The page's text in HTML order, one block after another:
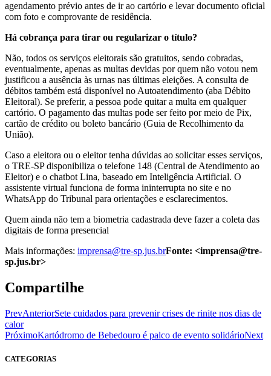
agendamento prévio antes de ir ao cartório e levar documento oficial
com foto e comprovante de residência.
Há cobrança para tirar ou regularizar o título?
Não, todos os serviços eleitorais são gratuitos, sendo cobradas,
eventualmente, apenas as multas devidas por quem não votou nem
justificou a ausência às urnas nas últimas eleições. A consulta de
débitos também está disponível no Autoatendimento (aba Débito
Eleitoral). Se preferir, a pessoa pode quitar a multa em qualquer
cartório. O pagamento das multas pode ser feito por meio de Pix,
cartão de crédito ou boleto bancário (Guia de Recolhimento da
União).
Caso a eleitora ou o eleitor tenha dúvidas ao solicitar esses serviços,
o TRE-SP disponibiliza o telefone 148 (Central de Atendimento ao
Eleitor) e o chatbot Lina, baseado em Inteligência Artificial. O
assistente virtual funciona de forma ininterrupta no site e no
WhatsApp do Tribunal para orientações e esclarecimentos.
Quem ainda não tem a biometria cadastrada deve fazer a coleta das
digitais de forma presencial
Mais informações: imprensa@tre-sp.jus.brFonte: <imprensa@tre-
sp.jus.br>
Compartilhe
PrevAnteriorSete cuidados para prevenir crises de rinite nos dias de
calor
PróximoKartódromo de Bebedouro é palco de evento solidárioNext
CATEGORIAS